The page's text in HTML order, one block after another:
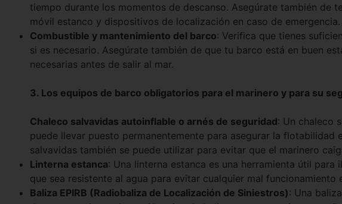
tiempo durante los momentos de descanso. Asegúrate también de
móvil estanco y dispositivos de localización en caso de emergencia.
Combustible y mantenimiento del barco: Verifica que tienes
si es necesario. Asegúrate también de que tu barco está en buen
necesarias antes de salir al mar.
3. Los equipos de barco obligatorios para el marinero y para su
Chaleco salvavidas autoinflable o arnés de seguridad: Un chaleco
puede llevar puesto permanentemente para asegurar la
salvavidas también se puede utilizar para evitar que el marinero
Linterna estanca: Una linterna estanca es una herramienta útil
que sea resistente al agua para evitar cualquier mal
Baliza EPIRB (Radiobaliza de Localización de Siniestros): Una